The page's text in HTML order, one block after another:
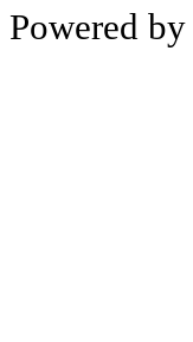
Powered by